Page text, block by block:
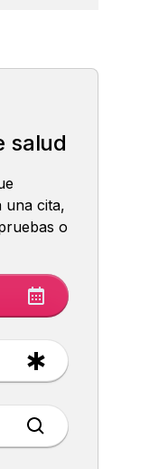
salud
una cita,
o